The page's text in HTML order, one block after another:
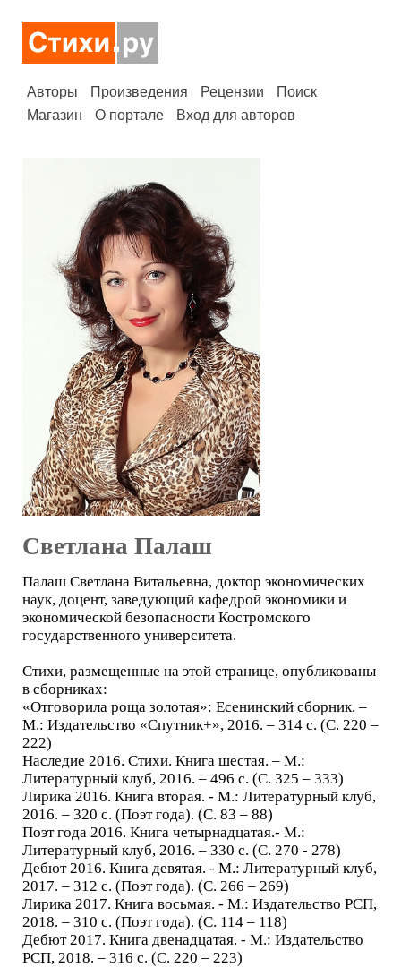
Авторы Произведения Рецензии
Поиск
Магазин
О портале Вход для авторов
Светлана Палаш
Палаш Светлана Витальевна, доктор экономических
наук, доцент, заведующий кафедрой экономики и
экономической безопасности Костромского
государственного университета.
Стихи, размещенные на этой странице, опубликованы
в сборниках:
«Отговорила роща золотая»: Есенинский сборник. –
М.: Издательство «Спутник+», 2016. – 314 с. (С. 220 –
222)
Наследие 2016. Стихи. Книга шестая. – М.:
Литературный клуб, 2016. – 496 с. (С. 325 – 333)
Лирика 2016. Книга вторая. - М.: Литературный клуб,
2016. – 320 с. (Поэт года). (С. 83 – 88)
Поэт года 2016. Книга четырнадцатая.- М.:
Литературный клуб, 2016. – 330 с. (С. 270 - 278)
Дебют 2016. Книга девятая. - М.: Литературный клуб,
2017. – 312 с. (Поэт года). (С. 266 – 269)
Лирика 2017. Книга восьмая. - М.: Издательство РСП,
2018. – 310 с. (Поэт года). (С. 114 – 118)
Дебют 2017. Книга двенадцатая. - М.: Издательство
РСП, 2018. – 316 с. (С. 220 – 223)